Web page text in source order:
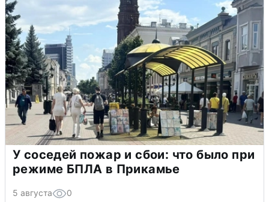
У соседей пожар и сбои: что было при
режиме БПЛА в Прикамье
5 августа 0